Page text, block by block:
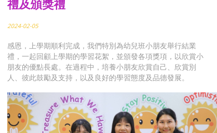
禮及頒獎禮
2024-02-05
感恩，上學期順利完成，我們特別為幼兒班小朋友舉行結業
禮，一起回顧上學期的學習花絮，並頒發各項獎項，以欣賞小
朋友的優點長處。在過程中，培養小朋友欣賞自己、欣賞別
人、彼此鼓勵及支持，以及良好的學習態度及品德發展。